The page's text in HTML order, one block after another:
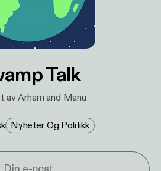
Talk
av Arham and Manu
Nyheter Og Politikk